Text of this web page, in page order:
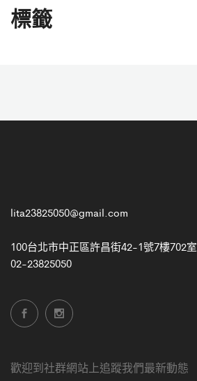
標籤
lita23825050@gmail.com
100台北市中正區許昌街42-1號7樓702室
02-23825050
歡迎到社群網站上追蹤我們最新動態